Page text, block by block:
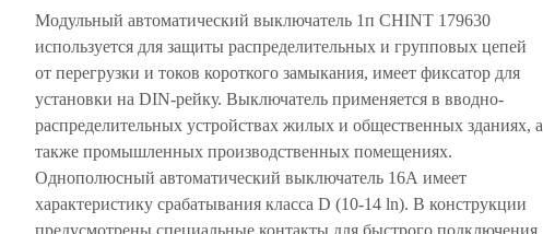
Модульный автоматический выключатель 1п CHINT 179630
используется для защиты распределительных и групповых цепей
от перегрузки и токов короткого замыкания, имеет фиксатор для
установки на DIN-рейку. Выключатель применяется в вводно-
распределительных устройствах жилых и общественных зданиях, а
также промышленных производственных помещениях.
Однополюсный автоматический выключатель 16А имеет
характеристику срабатывания класса D (10-14 ln). В конструкции
предусмотрены специальные контакты для быстрого подключения